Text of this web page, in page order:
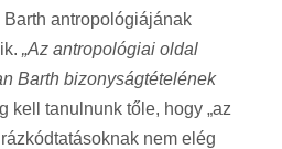
antropológiájának
„Az antropológiai oldal
Barth bizonyságtételének
kell tanulnunk tőle, hogy „az
nem elég